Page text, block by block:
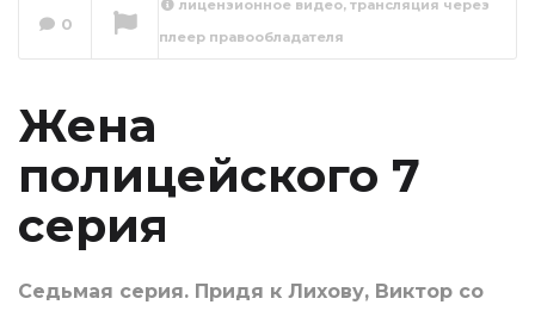
полицейского 8
0
лицензионное видео, трансляция через
плеер правообладателя
Жена
полицейского 7
серия
Cедьмая серия. Придя к Лихову, Виктор со